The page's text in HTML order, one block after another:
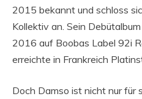
2015 bekannt und schloss
Kollektiv an. Sein
2016 auf Boobas Label 92i
erreichte in Frankreich
Doch Damso ist nicht nur für